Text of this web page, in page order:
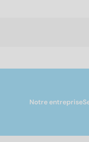
Notre entreprise